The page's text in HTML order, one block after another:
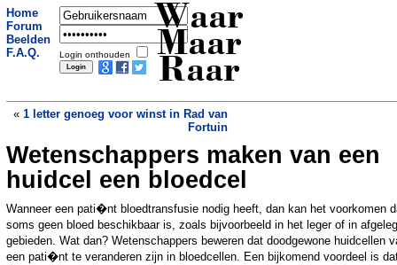
Home
Forum
Beelden
F.A.Q.
Login onthouden
Waar
Maar
Raar
« 1 letter genoeg voor winst in Rad van
Fortuin
Snelheidsduivel wilde auto droog rijden
»
Wetenschappers maken van een
huidcel een bloedcel
Wanneer een pati�nt bloedtransfusie nodig heeft, dan kan het voorkomen
soms geen bloed beschikbaar is, zoals bijvoorbeeld in het leger of in
gebieden. Wat dan? Wetenschappers beweren dat doodgewone huidcellen
een pati�nt te veranderen zijn in bloedcellen. Een bijkomend voordeel is